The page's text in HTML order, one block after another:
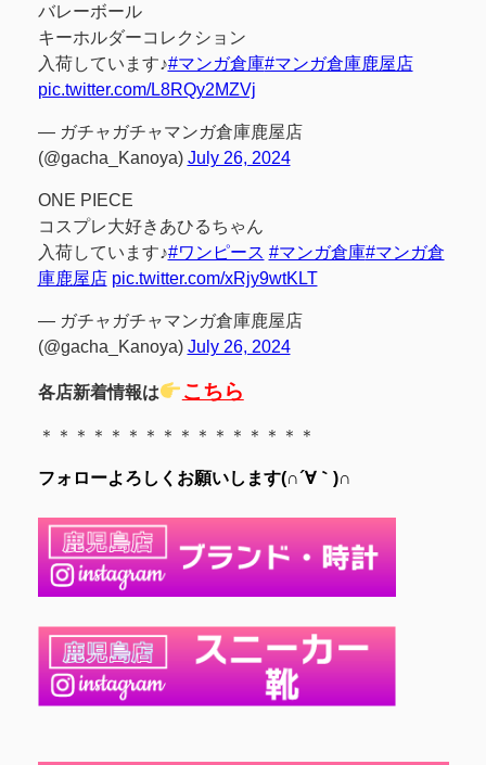
バレーボール
キーホルダーコレクション
入荷しています♪#マンガ倉庫#マンガ倉庫鹿屋店
pic.twitter.com/L8RQy2MZVj
— ガチャガチャマンガ倉庫鹿屋店
(@gacha_Kanoya) July 26, 2024
ONE PIECE
コスプレ大好きあひるちゃん
入荷しています♪#ワンピース #マンガ倉庫#マンガ倉
庫鹿屋店 pic.twitter.com/xRjy9wtKLT
— ガチャガチャマンガ倉庫鹿屋店
(@gacha_Kanoya) July 26, 2024
各店新着情報は こちら
＊＊＊＊＊＊＊＊＊＊＊＊＊＊＊＊
フォローよろしくお願いします(∩´∀｀)∩